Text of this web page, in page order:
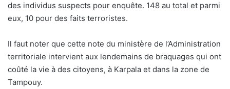
des individus suspects pour enquête. 148 au total et parmi
eux, 10 pour des faits terroristes.
Il faut noter que cette note du ministère de l’Administration
territoriale intervient aux lendemains de braquages qui ont
coûté la vie à des citoyens, à Karpala et dans la zone de
Tampouy.